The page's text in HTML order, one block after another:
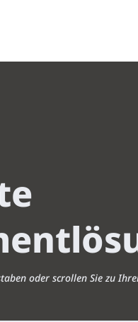
oder scrollen Sie zu